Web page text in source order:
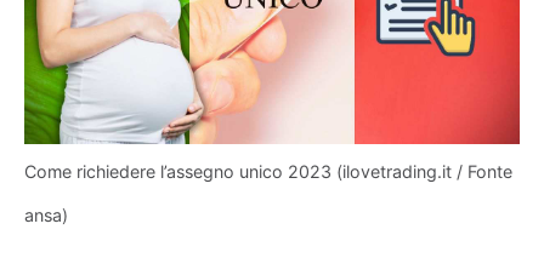
Come richiedere l’assegno unico 2023 (ilovetrading.it / Fonte
ansa)